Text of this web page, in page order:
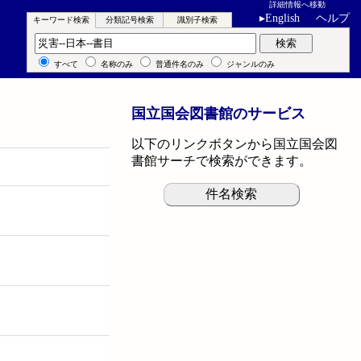
詳細情報へ移動
▸English ヘルプ
キーワード検索 分類記号検索 識別子検索
キーワード検索 検索
すべて 名称のみ 普通件名のみ ジャンルのみ
国立国会図書館のサービス
以下のリンクボタンから国立国会図
書館サーチで検索ができます。
件名検索